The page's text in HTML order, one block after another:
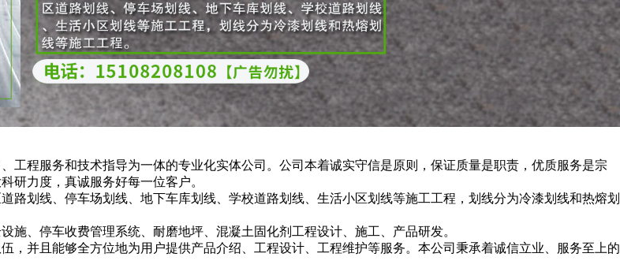
工程服务和技术指导为一体的专业化实体公司。公司本着诚实守信是原则，保证质量是职责，优质服务是宗
研力度，真诚服务好每一位客户。
路划线、停车场划线、地下车库划线、学校道路划线、生活小区划线等施工工程，划线分为冷漆划线和热熔划
施、停车收费管理系统、耐磨地坪、混凝土固化剂工程设计、施工、产品研发。
，并且能够全方位地为用户提供产品介绍、工程设计、工程维护等服务。本公司秉承着诚信立业、服务至上的